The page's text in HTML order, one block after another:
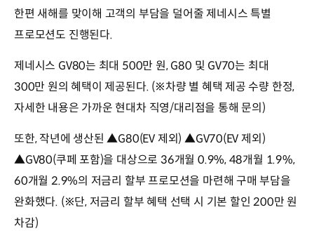
한편 새해를 맞이해 고객의 부담을 덜어줄 제네시스 특별
프로모션도 진행된다.
제네시스 GV80는 최대 500만 원, G80 및 GV70는 최대
300만 원의 혜택이 제공된다. (※차량 별 혜택 제공 수량 한정,
자세한 내용은 가까운 현대차 직영/대리점을 통해 문의)
또한, 작년에 생산된 ▲G80(EV 제외) ▲GV70(EV 제외)
▲GV80(쿠페 포함)을 대상으로 36개월 0.9%, 48개월 1.9%,
60개월 2.9%의 저금리 할부 프로모션을 마련해 구매 부담을
완화했다. (※단, 저금리 할부 혜택 선택 시 기본 할인 200만 원
차감)